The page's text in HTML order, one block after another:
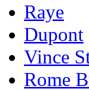
Raye
Dupont
Vince
Rome